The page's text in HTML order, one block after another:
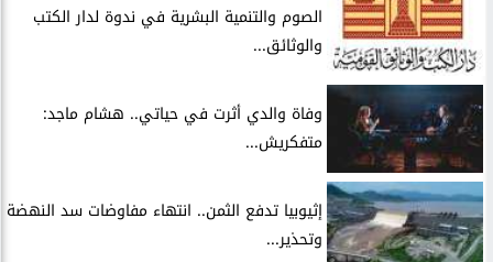
الصوم والتنمية البشرية في ندوة لدار الكتب
والوثائق...
وفاة والدي أثرت في حياتي.. هشام ماجد:
متفكريش...
إثيوبيا تدفع الثمن.. انتهاء مفاوضات سد النهضة
وتحذير...